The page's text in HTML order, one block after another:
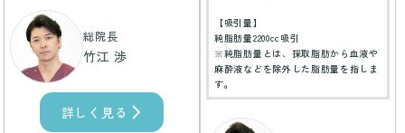
総院長
竹江 渉
詳しく見る
【吸引量】
純脂肪量2200cc吸引
※純脂肪量とは、採取脂肪から血液や
麻酔液などを除外した脂肪量を指しま
す。